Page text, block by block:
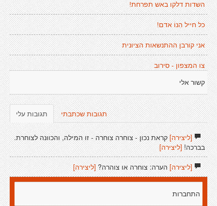
השדות דלקו באש תפרחת!
כל חייל הִנוֹ אדם!
אני קורבן ההתנשאות הציונית
צו המצפון - סירוב
קשור אלי
תגובות עלי תגובות שכתבתי
[ליצירה]קראת נכון - צוחרה צוחרה - זו המילה, והכוונה לצוחרת.
בברכה! [ליצירה]
[ליצירה]הערה: צוחרה או צוהרה? [ליצירה]
התחברות